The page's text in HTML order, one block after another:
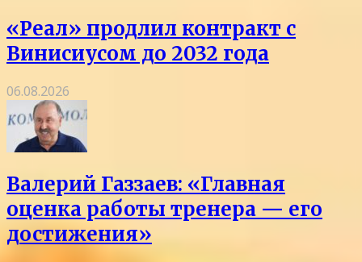
«Реал» продлил контракт с
Винисиусом до 2032 года
06.08.2026
Валерий Газзаев: «Главная
оценка работы тренера — его
достижения»